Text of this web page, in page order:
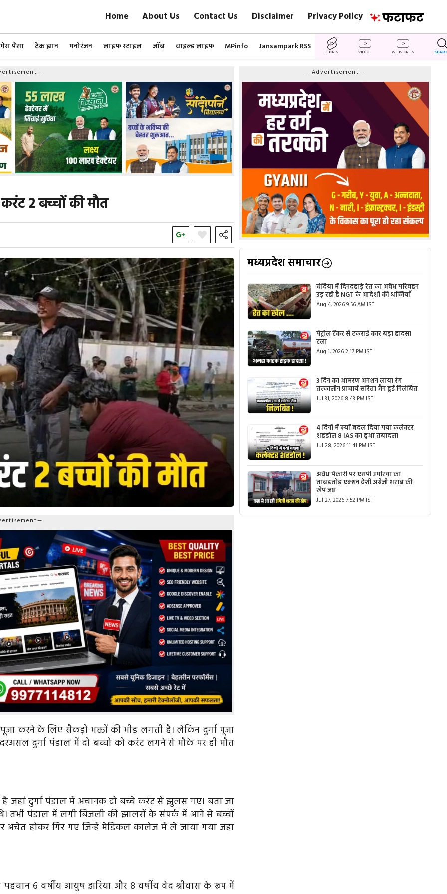
Home About Us Contact Us Disclaimer Privacy Policy
मेरा पैसा टेक ज्ञान मनोरंजन लाइफ स्टाइल जॉब वाइल्ड लाइफ MPinfo Jansampark RSS
SHORTS VIDEOS WEBSTORIES
2 बच्चों की मौत
करने के लिए सैकड़ो भक्तों की भीड़ लगती है। लेकिन दुर्गा पूजा
दुर्गा पंडाल में दो बच्चों को करंट लगने से मौके पर ही मौत
जहां दुर्गा पंडाल में अचानक दो बच्चे करंट से झुलस गए। बता जा
तभी पंडाल में लगी बिजली की झालरों के संपर्क में आने से बच्चों
अचेत होकर गिर गए जिन्हें मेडिकल कालेज में ले जाया गया जहां
पहचान 6 वर्षीय आयुष झरिया और 8 वर्षीय वेद श्रीवास के रूप में
—Advertisement—
मध्यप्रदेश समाचार
चंदिया में दिनदहाड़े रेत का अवैध परिवहन
उड़ रही है NGT के आदेशों की धज्जियाँ
Aug 4, 2026 9:56 AM IST
पेट्रोल टैंकर से टकराई कार बड़ा हादसा
टला
Aug 1, 2026 2:17 PM IST
3 दिन का आमरण अनशन लाया रंग
तत्कालीन प्राचार्य सरिता जैन हुई निलंबित
Jul 31, 2026 8:43 PM IST
4 दिनों में क्यों बदल दिया गया कलेक्टर
शहडोल 8 IAS का हुआ तबादला
Jul 28, 2026 11:41 PM IST
अवैध पैकारी पर एसपी उमरिया का
ताबड़तोड़ एक्शन देशी अंग्रेजी शराब की
खेप जप्त
Jul 27, 2026 7:52 PM IST